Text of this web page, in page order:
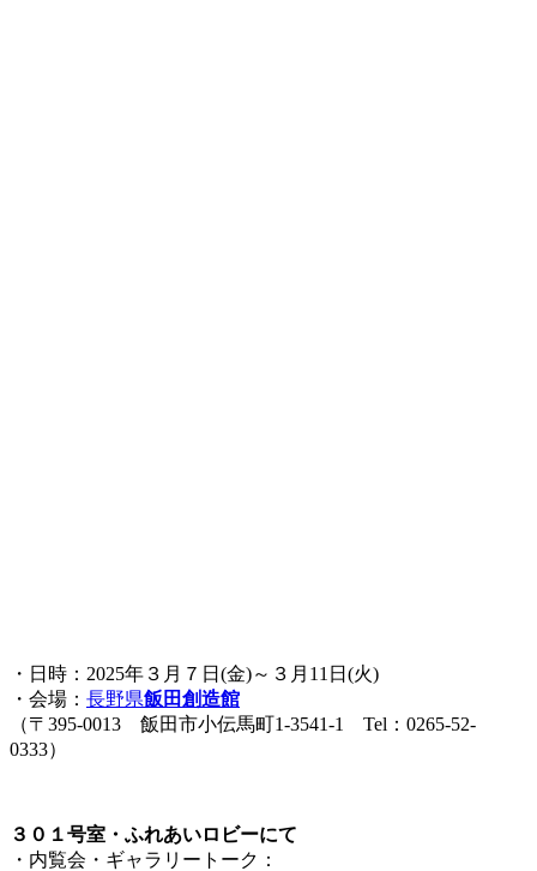
・日時：2025年３月７日(金)～３月11日(火)
・会場： 長野県飯田創造館
（〒395-0013 飯田市小伝馬町1-3541-1 Tel：0265-52-
0333）
３０１号室・ふれあいロビーにて
・内覧会・ギャラリートーク：